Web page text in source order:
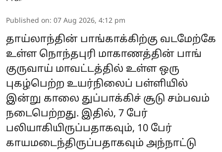
Published on: 07 Aug 2026, 4:12 pm
தாய்லாந்தின் பாங்காக்கிற்கு வடமேற்கே
உள்ள நொந்தபுரி மாகாணத்தின் பாங்
குருவாய் மாவட்டத்தில் உள்ள ஒரு
புகழ்பெற்ற உயர்நிலைப் பள்ளியில்
இன்று காலை துப்பாக்கிச் சூடு சம்பவம்
நடைபெற்றது. இதில், 7 பேர்
பலியாகியிருப்பதாகவும், 10 பேர்
காயமடைந்திருப்பதாகவும் அந்நாட்டு